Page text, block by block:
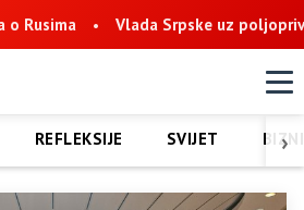
84 gazdinstva dobijaju
›
REFLEKSIJE SVIJET